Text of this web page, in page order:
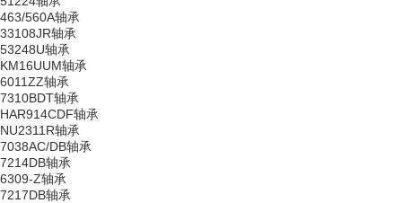
463/560A轴承
33108JR轴承
53248U轴承
KM16UUM轴承
6011ZZ轴承
7310BDT轴承
HAR914CDF轴承
NU2311R轴承
7038AC/DB轴承
7214DB轴承
6309-Z轴承
7217DB轴承